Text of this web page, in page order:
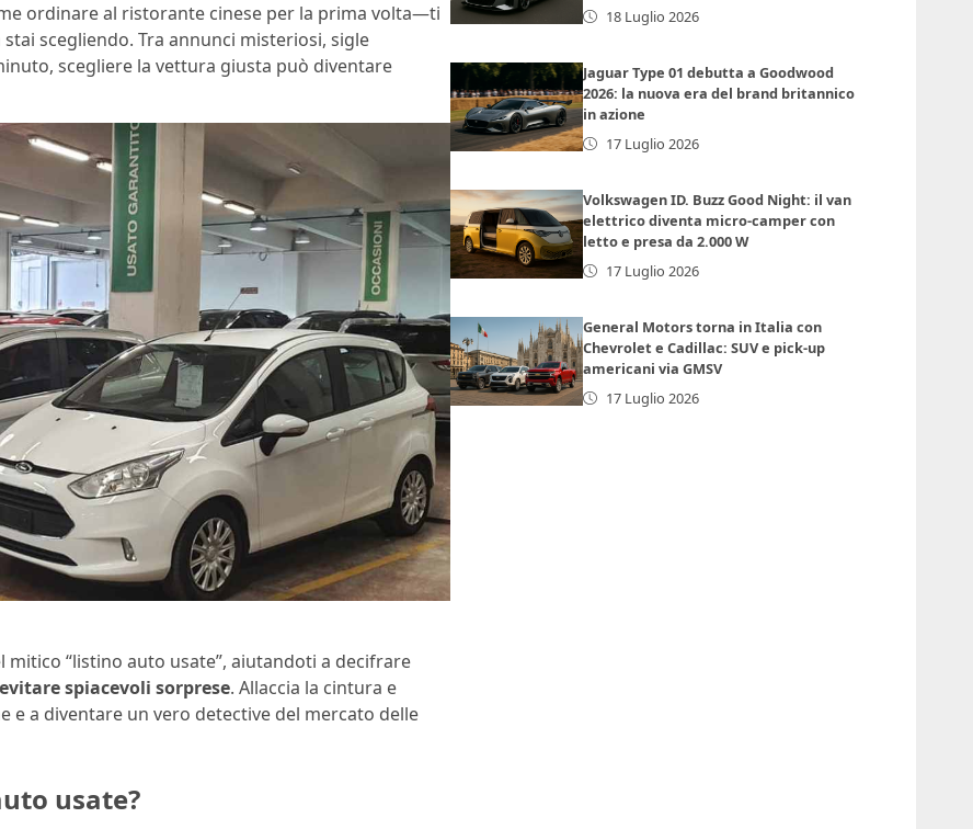
ordinare al ristorante cinese per la prima volta—ti
scegliendo. Tra annunci misteriosi, sigle
scegliere la vettura giusta può diventare
“listino auto usate”, aiutandoti a decifrare
evitare spiacevoli sorprese. Allaccia la cintura e
a diventare un vero detective del mercato delle
usate?
18 Luglio 2026
Jaguar Type 01 debutta a Goodwood
2026: la nuova era del brand britannico
in azione
17 Luglio 2026
Volkswagen ID. Buzz Good Night: il van
elettrico diventa micro-camper con
letto e presa da 2.000 W
17 Luglio 2026
General Motors torna in Italia con
Chevrolet e Cadillac: SUV e pick-up
americani via GMSV
17 Luglio 2026